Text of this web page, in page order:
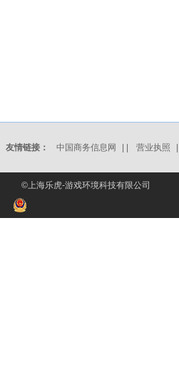
友情链接： 中国商务信息网 营业执照
©上海乐虎-游戏环境科技有限公司